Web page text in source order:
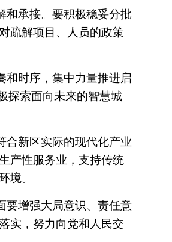
和承接。要积极稳妥分批
疏解项目、人员的政策
和时序，集中力量推进启
探索面向未来的智慧城
合新区实际的现代化产业
产性服务业，支持传统
境。
要增强大局意识、责任意
实，努力向党和人民交